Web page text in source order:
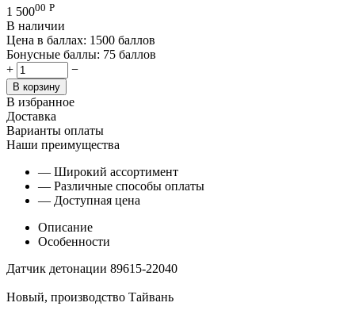
1 50000 Р
В наличии
Цена в баллах: 1500 баллов
Бонусные баллы: 75 баллов
+
−
В корзину
В избранное
Доставка
Варианты оплаты
Наши преимущества
— Широкий ассортимент
— Различные способы оплаты
— Доступная цена
Описание
Особенности
Датчик детонации 89615-22040
Новый, производство Тайвань